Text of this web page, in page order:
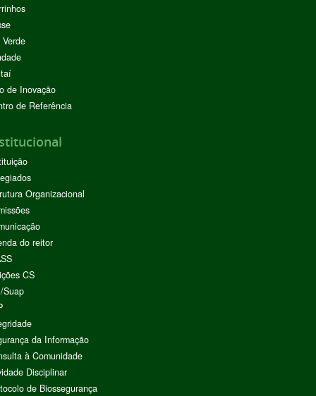
de Inovação
de Referência
Organizacional
do reitor
CS
Suap
da Informação
à Comunidade
Disciplinar
de Biossegurança